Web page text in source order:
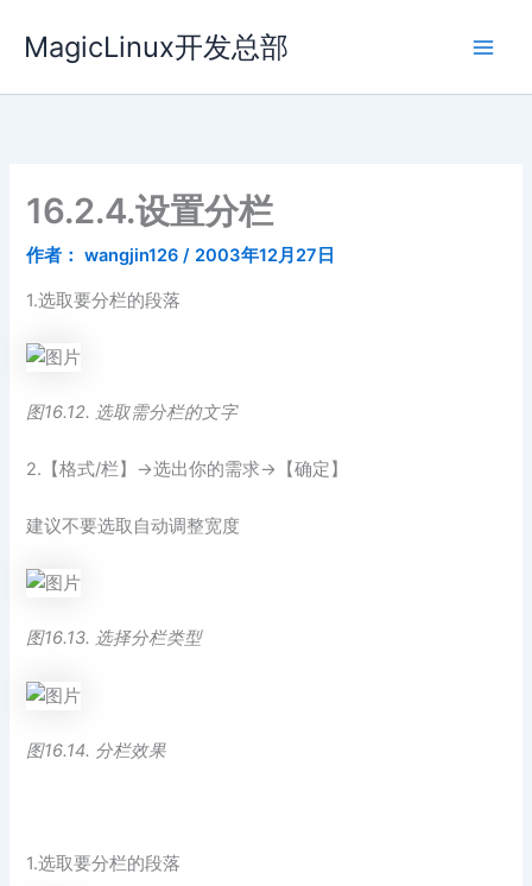
容
MagicLinux开发总部
16.2.4.设置分栏
作者： wangjin126/ 2003年12月27日
1.选取要分栏的段落
图16.12. 选取需分栏的文字
2.【格式/栏】→选出你的需求→【确定】
建议不要选取自动调整宽度
图16.13. 选择分栏类型
图16.14. 分栏效果
1.选取要分栏的段落